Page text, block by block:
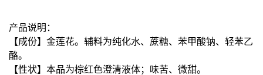
产品说明：
【成份】金莲花。辅料为纯化水、蔗糖、苯甲酸钠、轻苯乙
酪。
【性状】本品为棕红色澄清液体；味苦、微甜。